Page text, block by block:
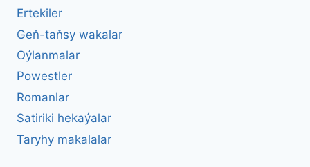
Ertekiler
Geň-taňsy wakalar
Oýlanmalar
Powestler
Romanlar
Satiriki hekaýalar
Taryhy makalalar